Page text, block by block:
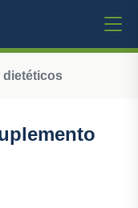
dietéticos